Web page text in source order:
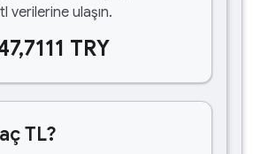
verilerine ulaşın.
TRY
TL?